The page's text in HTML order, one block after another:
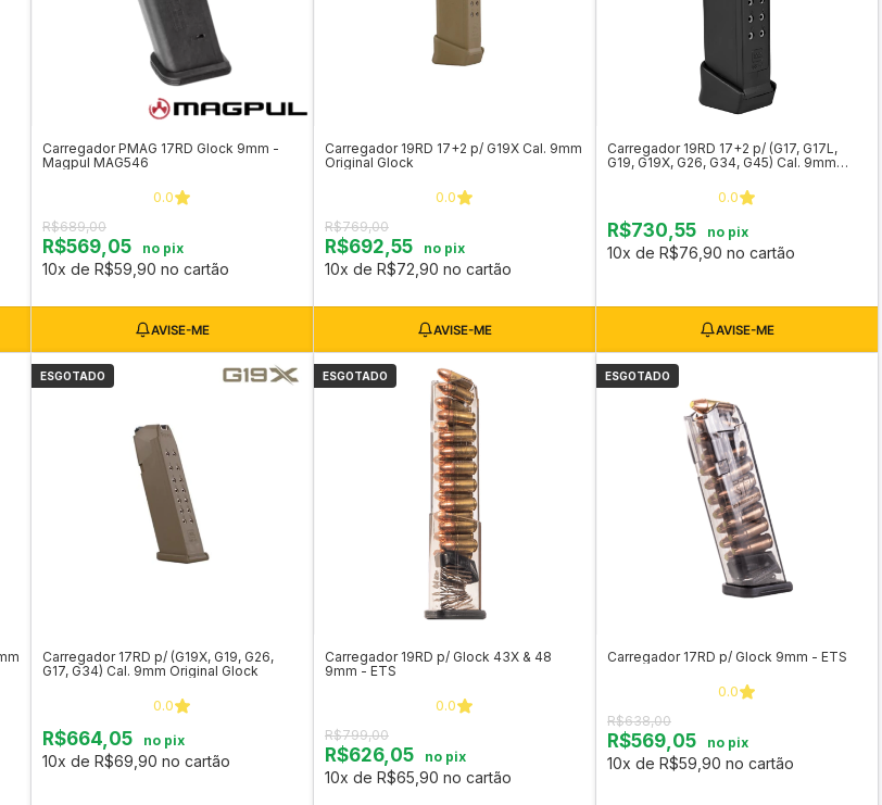
Carregador PMAG 17RD Glock 9mm -
Magpul MAG546
0.0
R$689,00
R$569,05 no pix
10x de R$59,90 no cartão
Carregador 19RD 17+2 p/ G19X Cal. 9mm
Original Glock
0.0
R$769,00
R$692,55 no pix
10x de R$72,90 no cartão
Carregador 19RD 17+2 p/ (G17, G17L,
G19, G19X, G26, G34, G45) Cal. 9mm
0.0
R$730,55 no pix
10x de R$76,90 no cartão
ESGOTADO
Carregador 17RD p/ (G19X, G19, G26,
G17, G34) Cal. 9mm Original Glock
0.0
R$664,05 no pix
10x de R$69,90 no cartão
ESGOTADO
Carregador 19RD p/ Glock 43X & 48
9mm - ETS
0.0
R$799,00
R$626,05 no pix
10x de R$65,90 no cartão
ESGOTADO
Carregador 17RD p/ Glock 9mm - ETS
0.0
R$638,00
R$569,05 no pix
10x de R$59,90 no cartão